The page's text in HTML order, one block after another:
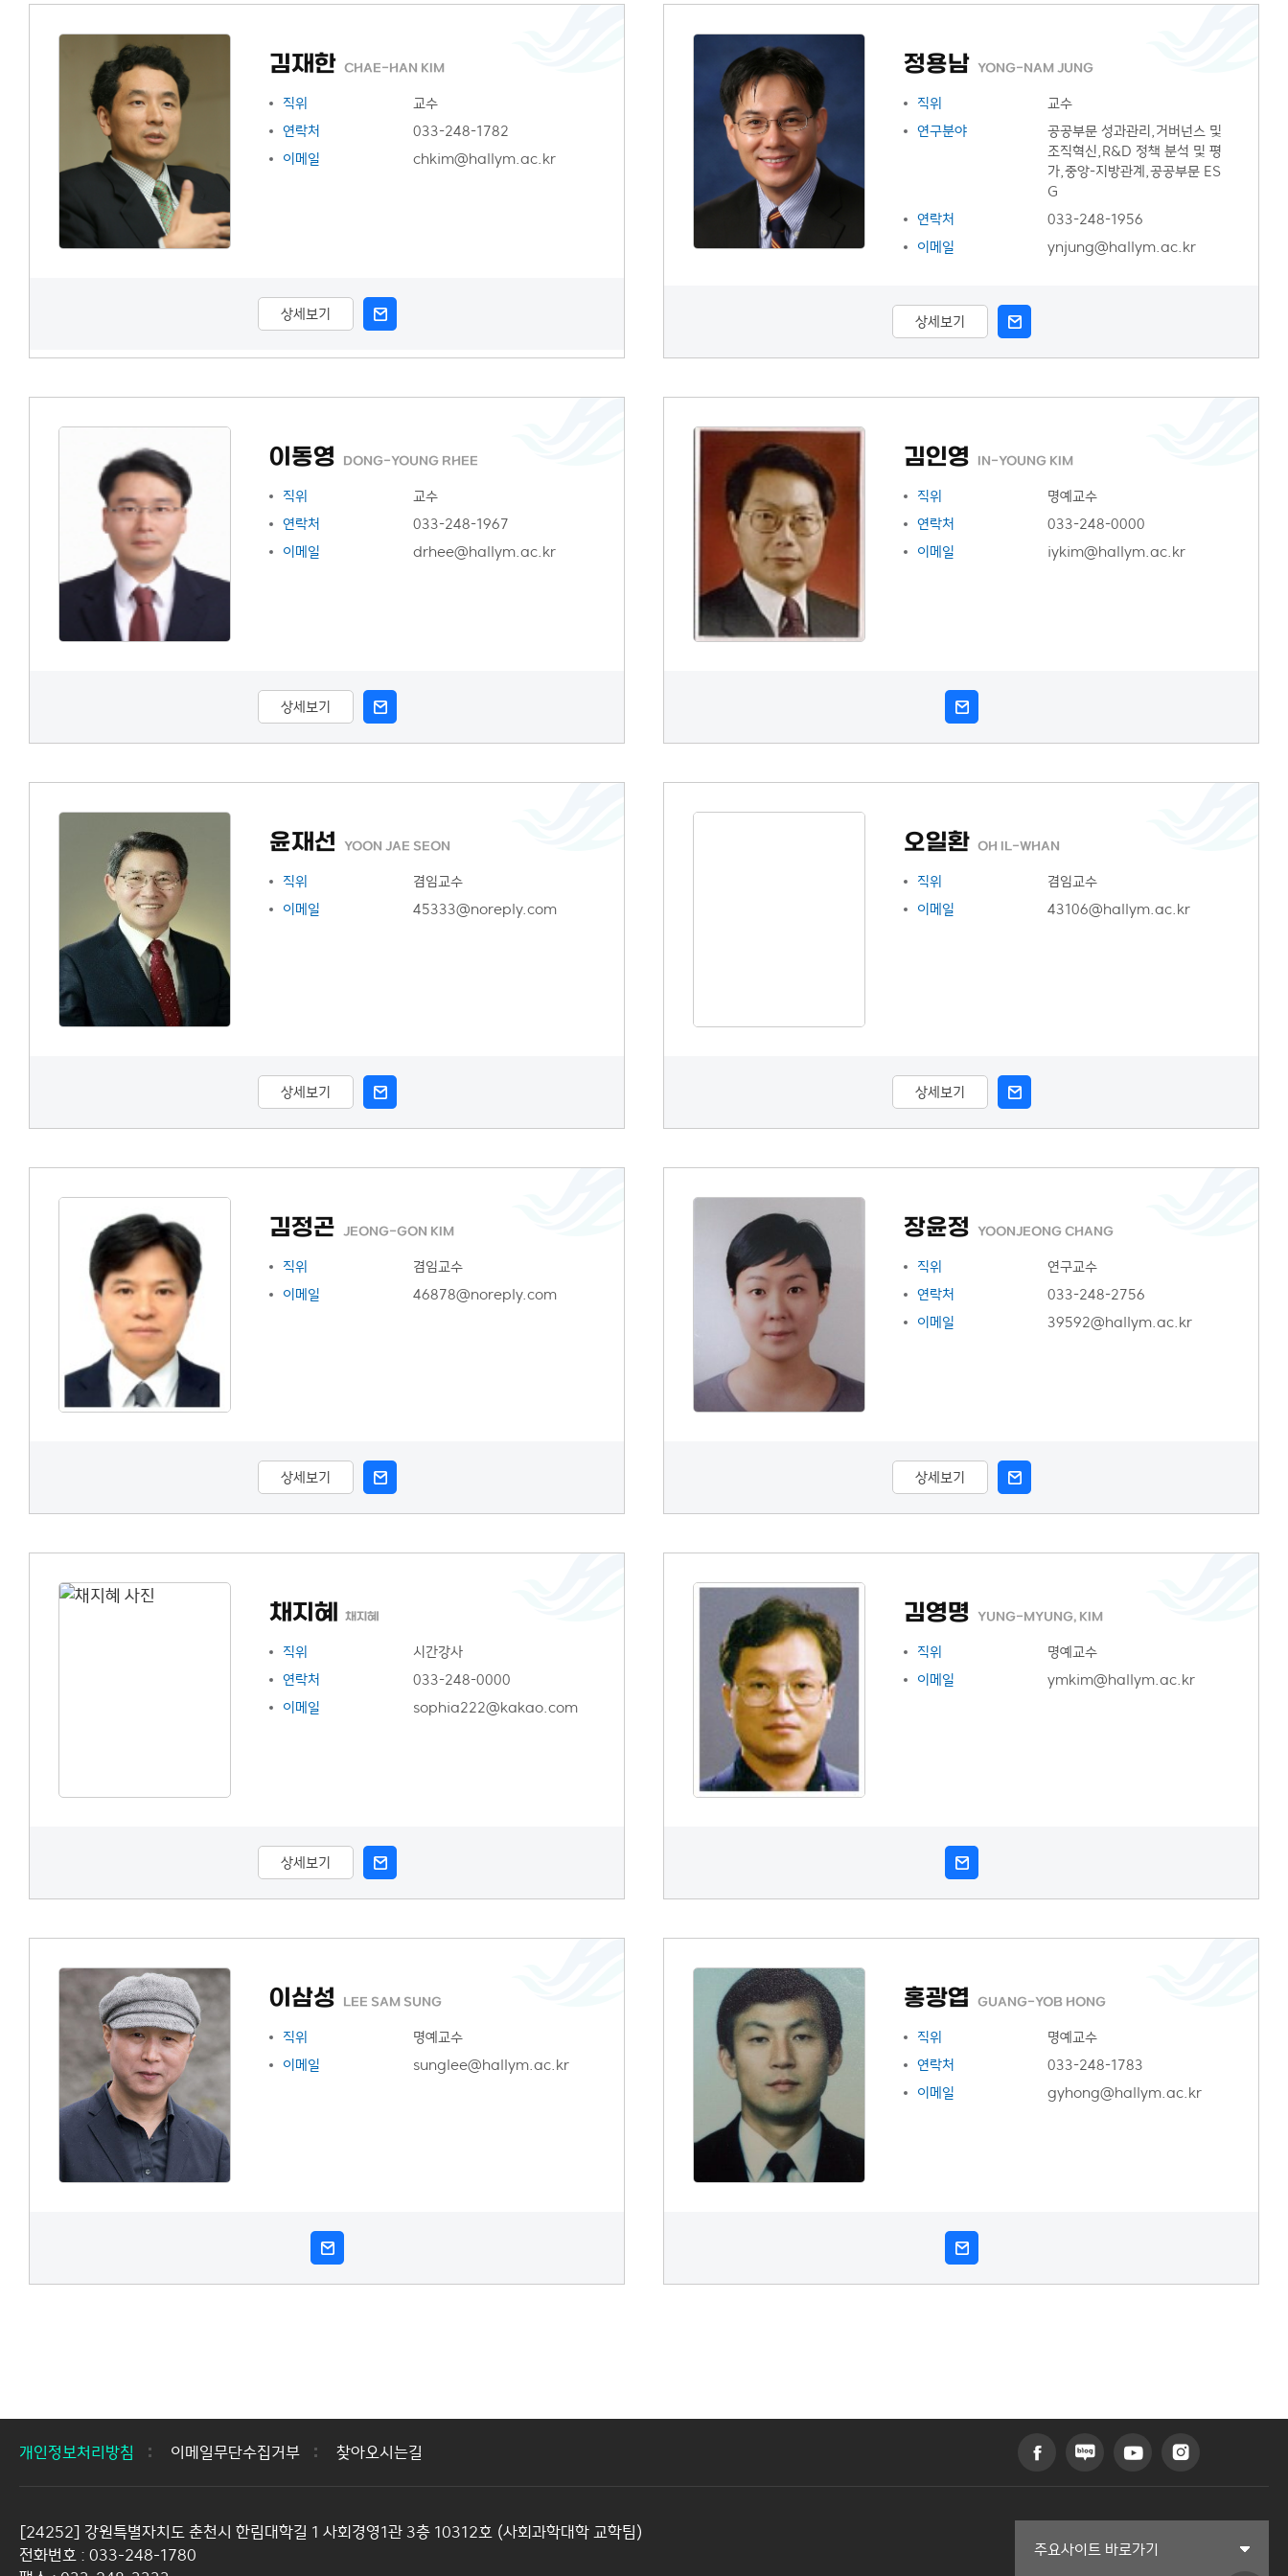
이용안내
김재한 CHAE-HAN KIM
직위
교수
연락처
033-248-1782
이메일
chkim@hallym.ac.kr
상세보기
정용남 YONG-NAM JUNG
직위
교수
연구분야
공공부문 성과관리,거버넌스 및
조직혁신,R&D 정책 분석 및 평
가,중앙-지방관계,공공부문 ES
G
연락처
033-248-1956
이메일
ynjung@hallym.ac.kr
상세보기
이동영 DONG-YOUNG RHEE
직위
교수
연락처
033-248-1967
이메일
drhee@hallym.ac.kr
상세보기
김인영 IN-YOUNG KIM
직위
명예교수
연락처
033-248-0000
이메일
iykim@hallym.ac.kr
윤재선 YOON JAE SEON
직위
겸임교수
이메일
45333@noreply.com
상세보기
오일환 OH IL-WHAN
직위
겸임교수
이메일
43106@hallym.ac.kr
상세보기
김정곤 JEONG-GON KIM
직위
겸임교수
이메일
46878@noreply.com
상세보기
장윤정 YOONJEONG CHANG
직위
연구교수
연락처
033-248-2756
이메일
39592@hallym.ac.kr
상세보기
채지혜 채지혜
직위
시간강사
연락처
033-248-0000
이메일
sophia222@kakao.com
상세보기
김영명 YUNG-MYUNG, KIM
직위
명예교수
이메일
ymkim@hallym.ac.kr
이삼성 LEE SAM SUNG
직위
명예교수
이메일
sunglee@hallym.ac.kr
홍광엽 GUANG-YOB HONG
직위
명예교수
연락처
033-248-1783
이메일
gyhong@hallym.ac.kr
개인정보처리방침 이메일무단수집거부 찾아오시는길
[24252] 강원특별자치도 춘천시 한림대학길 1 사회경영1관 3층 10312호 (사회과학대학 교학팀)
전화번호 : 033-248-1780
주요사이트 바로가기